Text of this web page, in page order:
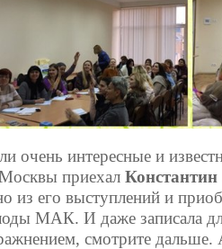
очень интересные и
приехал
из его выступлений и
МАК. И даже записала
смотрите дальше.